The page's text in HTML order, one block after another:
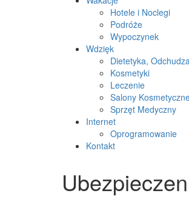
Hotele i Noclegi
Podróże
Wypoczynek
Wdzięk
Dietetyka,
Kosmetyki
Leczenie
Salony
Sprzęt Medyczny
Internet
Oprogramowanie
Kontakt